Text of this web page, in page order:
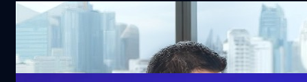
ไทยพร้อม! จัดประชุม 2026 IMF-World Bank
Group Annual Meetings ชี้ชะตาเศรษฐกิจ
โลก-พลิกฟื้นเศรษฐกิจไทย
42.2k views 5 days ago